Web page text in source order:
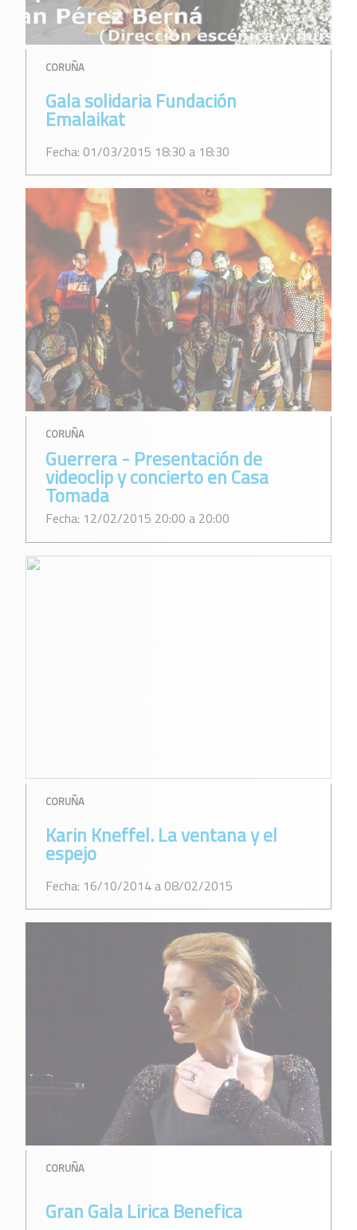
CORUÑA
Gala solidaria Fundación
Emalaikat
Fecha: 01/03/2015 18:30 a 18:30
CORUÑA
Guerrera - Presentación de
videoclip y concierto en Casa
Tomada
Fecha: 12/02/2015 20:00 a 20:00
CORUÑA
Karin Kneffel. La ventana y el
espejo
Fecha: 16/10/2014 a 08/02/2015
CORUÑA
Gran Gala Lirica Benefica